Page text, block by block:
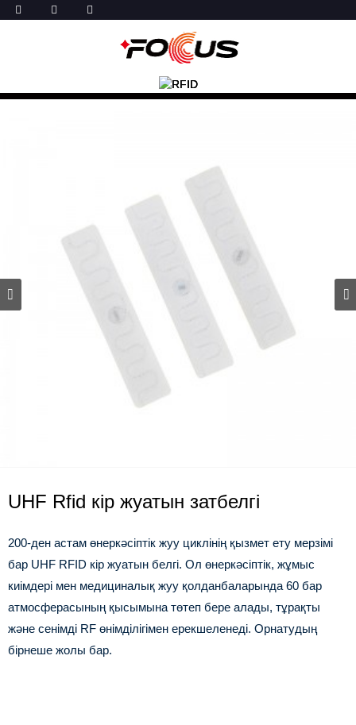
UHF Rfid кір жуатын затбелгі
200-ден астам өнеркәсіптік жуу циклінің қызмет ету мерзімі
бар UHF RFID кір жуатын белгі. Ол өнеркәсіптік, жұмыс
киімдері мен медициналық жуу қолданбаларында 60 бар
атмосферасының қысымына төтеп бере алады, тұрақты
және сенімді RF өнімділігімен ерекшеленеді. Орнатудың
бірнеше жолы бар.